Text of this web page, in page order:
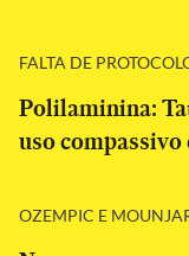
FALTA DE
Polilaminina:
uso compassivo
OZEMPIC E